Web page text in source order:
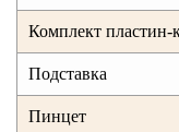
Комплект
Подставка
Пинцет